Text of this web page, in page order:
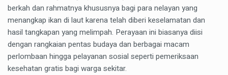
berkah dan rahmatnya khususnya bagi para nelayan yang
menangkap ikan di laut karena telah diberi keselamatan dan
hasil tangkapan yang melimpah. Perayaan ini biasanya diisi
dengan rangkaian pentas budaya dan berbagai macam
perlombaan hingga pelayanan sosial seperti pemeriksaan
kesehatan gratis bagi warga sekitar.